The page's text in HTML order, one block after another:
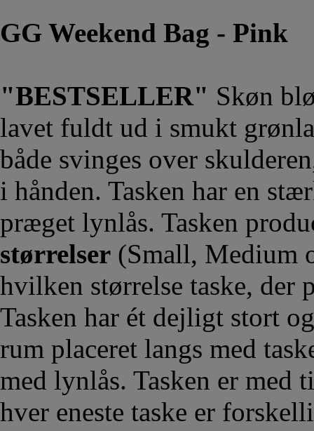
GG Weekend Bag - Pink
"BESTSELLER" Skøn
lavet fuldt ud i smukt
både svinges over
i hånden. Tasken har en
præget lynlås. Tasken
størrelser (Small, Medium
hvilken størrelse taske, der
Tasken har ét dejligt stort
rum placeret langs med
med lynlås. Tasken er
hver eneste taske er